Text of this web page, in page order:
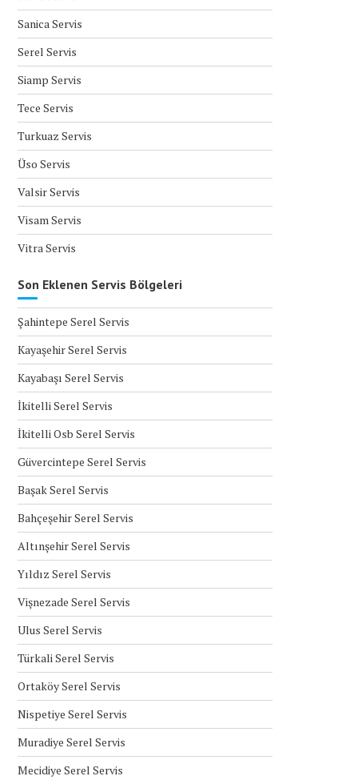
Sanica Servis
Serel Servis
Siamp Servis
Tece Servis
Turkuaz Servis
Üso Servis
Valsir Servis
Visam Servis
Vitra Servis
Son Eklenen Servis Bölgeleri
Şahintepe Serel Servis
Kayaşehir Serel Servis
Kayabaşı Serel Servis
İkitelli Serel Servis
İkitelli Osb Serel Servis
Güvercintepe Serel Servis
Başak Serel Servis
Bahçeşehir Serel Servis
Altınşehir Serel Servis
Yıldız Serel Servis
Vişnezade Serel Servis
Ulus Serel Servis
Türkali Serel Servis
Ortaköy Serel Servis
Nispetiye Serel Servis
Muradiye Serel Servis
Mecidiye Serel Servis